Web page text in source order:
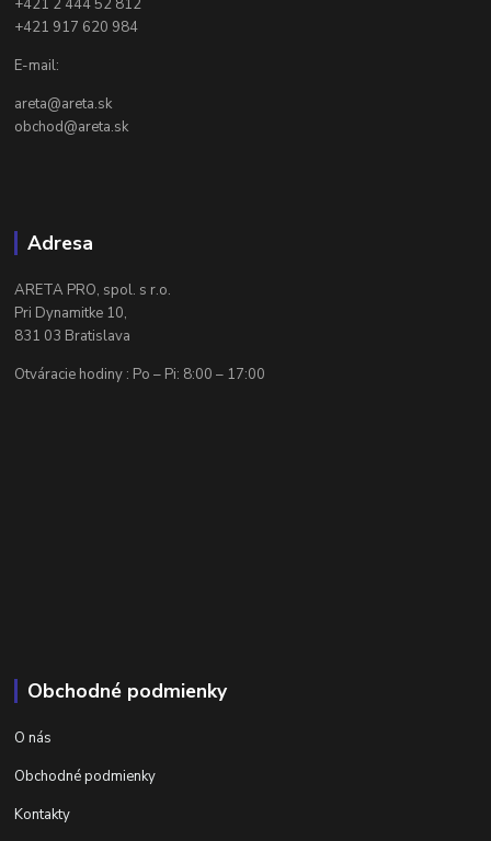
+421 2 444 52 812
+421 917 620 984
E-mail:
areta@areta.sk
obchod@areta.sk
Adresa
ARETA PRO, spol. s r.o.
Pri Dynamitke 10,
831 03 Bratislava
Otváracie hodiny : Po – Pi: 8:00 – 17:00
Obchodné podmienky
O nás
Obchodné podmienky
Kontakty